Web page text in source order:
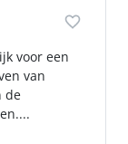
voor een
van
de